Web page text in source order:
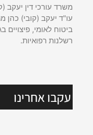
משרד עורכי דין יעקב
עו"ד יעקב (קובי) כהן
ביטוח לאומי, פיצויים
רשלנות רפואיות.
עקבו אחרינו